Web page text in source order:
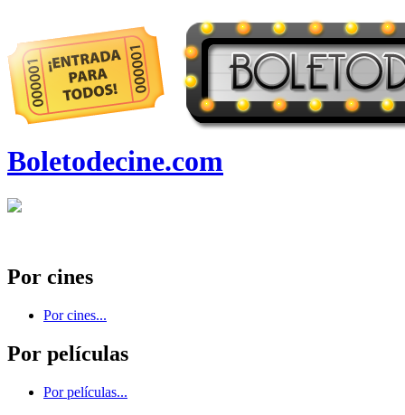
Boletodecine.com
Por cines
Por cines...
Por películas
Por películas...